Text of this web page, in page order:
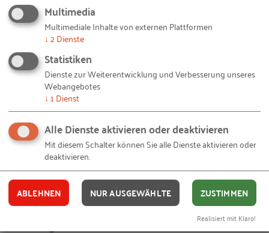
Produktion und Software-Entwicklung) sowie
(neueren) „Soziotechnik“-Ansätzen thematisiert
werden. Im Mittelpunkt steht dabei die Frage des
Verhältnisses der Konzepte zueinander, d.h.
inwieweit sind z.B. soziotechnische
Vorgehensweisen ‚agil‘ oder ‚lean‘?
Liegt diesen Konzepten ein ähnliches
Grundverständnis von Arbeit und Organisation
zugrunde oder sind es kategorial
unterschiedliche Konzepte, die völlig
verschiedene Aspekte thematisieren?
Multimedia
Multimediale Inhalte von externen Plattformen
↓ 2Dienste
Statistiken
Dienste zur Weiterentwicklung und Verbesserung unseres
Webangebotes
↓ 1 Dienst
Alle Dienste aktivieren oder deaktivieren
Mit diesem Schalter können Sie alle Dienste aktivieren oder
deaktivieren.
ABLEHNEN NUR AUSGEWÄHLTE ZUSTIMMEN
Realisiert mit Klaro!